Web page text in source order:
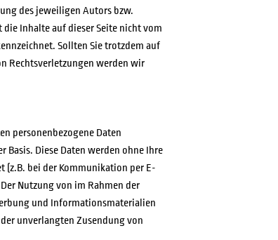
des jeweiligen Autors bzw.
Inhalte auf dieser Seite nicht vom
Sollten Sie trotzdem auf
Rechtsverletzungen werden wir
personenbezogene Daten
Diese Daten werden ohne Ihre
bei der Kommunikation per E-
Nutzung von im Rahmen der
und Informationsmaterialien
unverlangten Zusendung von